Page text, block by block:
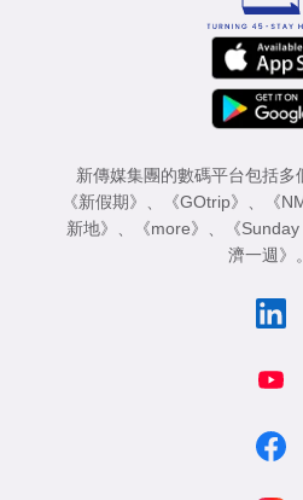
新傳媒集團的數碼平台包括多
《新假期》
《GOtrip》 《
新地》
《more》 《
濟一週》
。